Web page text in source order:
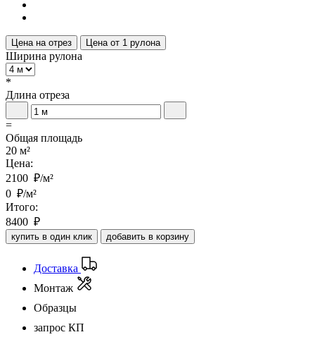
Цена на отрез Цена от 1 рулона
Ширина рулона
*
Длина отреза
=
Общая площадь
20 м²
Цена:
2100 ₽/м²
0 ₽/м²
Итого:
8400 ₽
купить в один клик добавить в корзину
Доставка
Монтаж
Образцы
запрос КП